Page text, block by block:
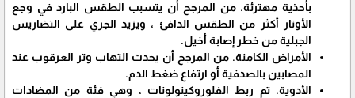
بأحذية مهترئة. من المرجح أن يتسبب الطقس البارد في وجع
الأوتار أكثر من الطقس الدافئ ، ويزيد الجري على التضاريس
الجبلية من خطر إصابة أخيل.
الأمراض الكامنة. من المرجح أن يحدث التهاب وتر العرقوب عند
المصابين بالصدفية أو ارتفاع ضغط الدم.
الأدوية. تم ربط الفلوروكينولونات ، وهي فئة من المضادات